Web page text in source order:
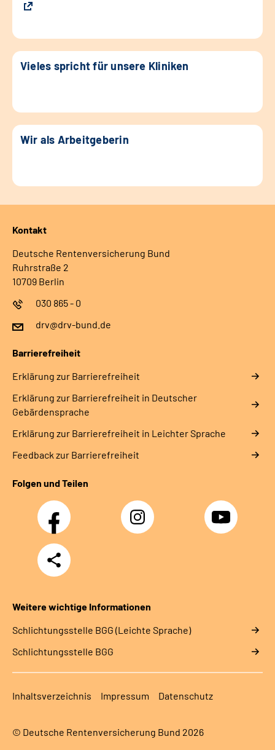
Vieles spricht für unsere Kliniken
Wir als Arbeitgeberin
Kontakt
Deutsche Rentenversicherung Bund
Ruhrstraße 2
10709 Berlin
030 865 - 0
drv@drv-bund.de
Barrierefreiheit
Erklärung zur Barrierefreiheit
Erklärung zur Barrierefreiheit in Deutscher
Gebärdensprache
Erklärung zur Barrierefreiheit in Leichter Sprache
Feedback zur Barrierefreiheit
Folgen und Teilen
Facebook Instagram YouTube
Teilen
Weitere wichtige Informationen
Schlich­tungs­stel­le BGG (Leichte Sprache)
Schlich­tungs­stel­le BGG
Inhaltsverzeichnis Impressum Datenschutz
© Deutsche Rentenversicherung Bund 2026